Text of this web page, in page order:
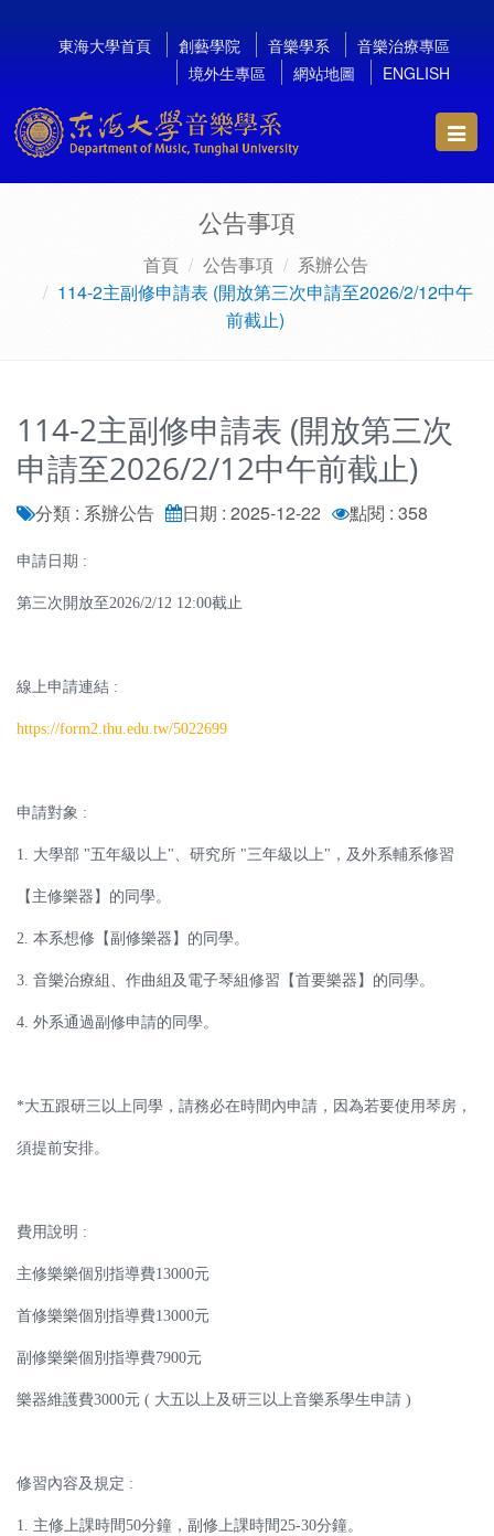
東海大學首頁 創藝學院 音樂學系
音樂治療專區
境外生專區
網站地圖 ENGLISH
公告事項
首頁 公告事項
系辦公告
114-2主副修申請表 (開放第三次申請至2026/2/12中午
前截止)
114-2主副修申請表 (開放第三次
申請至2026/2/12中午前截止)
分類 : 系辦公告 日期 : 2025-12-22 點閱 : 358
申請日期 :
第三次開放至2026/2/12 12:00截止
線上申請連結 :
https://form2.thu.edu.tw/5022699
申請對象 :
1. 大學部 "五年級以上"、研究所 "三年級以上"，及外系輔系修習
【主修樂器】的同學。
2. 本系想修【副修樂器】的同學。
3. 音樂治療組、作曲組及電子琴組修習【首要樂器】的同學。
4. 外系通過副修申請的同學。
*大五跟研三以上同學，請務必在時間內申請，因為若要使用琴房，
須提前安排。
費用說明 :
主修樂樂個別指導費13000元
首修樂樂個別指導費13000元
副修樂樂個別指導費7900元
樂器維護費3000元 ( 大五以上及研三以上音樂系學生申請 )
修習內容及規定 :
1. 主修上課時間50分鐘，副修上課時間25-30分鐘。